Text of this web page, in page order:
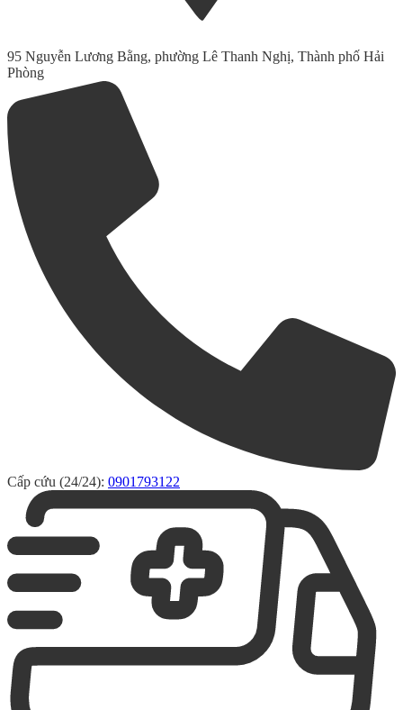
95 Nguyễn Lương Bằng, phường Lê Thanh Nghị, Thành phố Hải
Phòng
Cấp cứu (24/24): 0901793122